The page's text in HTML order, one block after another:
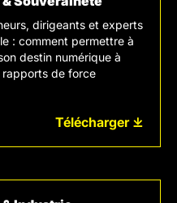
dirigeants et experts
: comment permettre à
destin numérique à
rapports de force
Télécharger ⤓